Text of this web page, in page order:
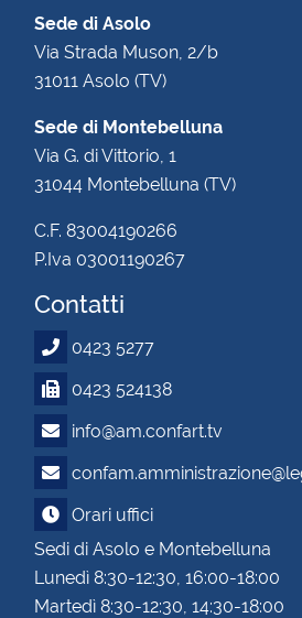
Sede di Asolo
Via Strada Muson, 2/b
31011 Asolo (TV)
Sede di Montebelluna
Via G. di Vittorio, 1
31044 Montebelluna (TV)
C.F. 83004190266
P.Iva 03001190267
Contatti
0423 5277
0423 524138
info@am.confart.tv
Orari uffici
Sedi di Asolo e Montebelluna
Lunedì 8:30-12:30, 16:00-18:00
Martedì 8:30-12:30, 14:30-18:00